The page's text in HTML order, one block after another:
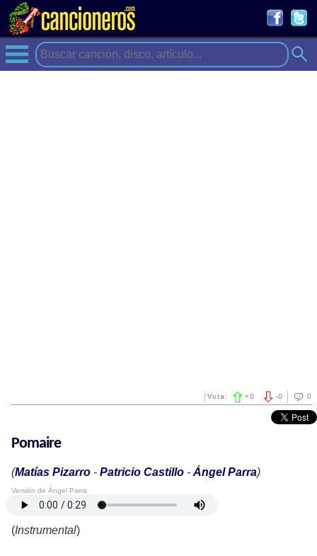
0
-0
Vota: +0
Pomaire
(Matías Pizarro - Patricio Castillo - Ángel Parra)
Versión de Ángel Parra
(Instrumental)